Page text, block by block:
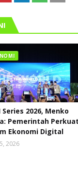
Series 2026, Menko
Pemerintah Perkuat
Ekonomi Digital
2026